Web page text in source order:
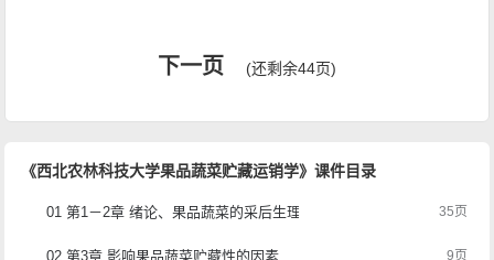
下一页 (还剩余44页)
《西北农林科技大学果品蔬菜贮藏运销学》课件目录
01 第1－2章 绪论、果品蔬菜的采后生理 35页
02 第3章 影响果品蔬菜贮藏性的因素 9页